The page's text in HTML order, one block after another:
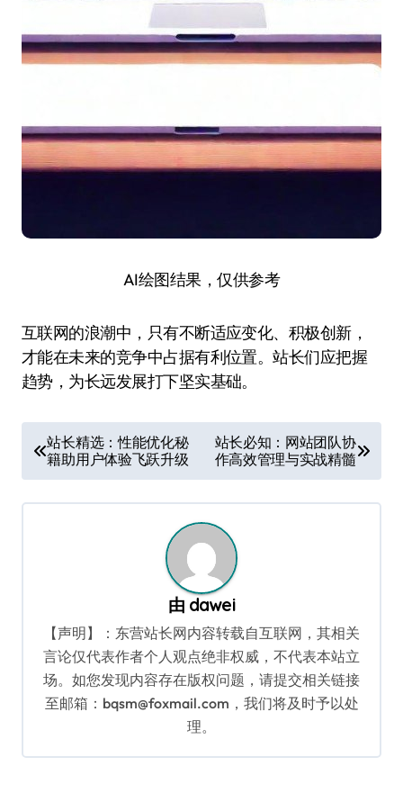
AI绘图结果，仅供参考
互联网的浪潮中，只有不断适应变化、积极创新，
才能在未来的竞争中占据有利位置。站长们应把握
趋势，为长远发展打下坚实基础。
章
导
站长精选：性能优化秘
籍助用户体验飞跃升级
站长必知：网站团队协
作高效管理与实战精髓
由 dawei
【声明】：东营站长网内容转载自互联网，其相关
言论仅代表作者个人观点绝非权威，不代表本站立
场。如您发现内容存在版权问题，请提交相关链接
至邮箱：bqsm@foxmail.com，我们将及时予以处
理。